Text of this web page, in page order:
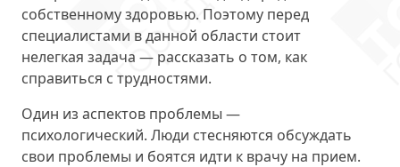
собственному здоровью. Поэтому перед
специалистами в данной области стоит
нелегкая задача — рассказать о том, как
справиться с трудностями.
Один из аспектов проблемы —
психологический. Люди стесняются обсуждать
свои проблемы и боятся идти к врачу на прием.